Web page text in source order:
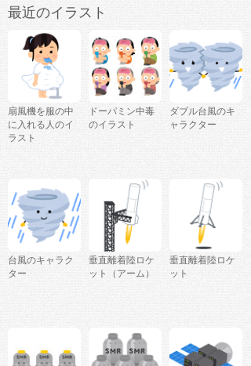
最近のイラスト
扇風機を服の中
に入れる人のイ
ラスト
ドーパミン中毒
のイラスト
ダブル台風のキ
ャラクター
台風のキャラク
ター
垂直離着陸ロケ
ット（アーム）
垂直離着陸ロケ
ット